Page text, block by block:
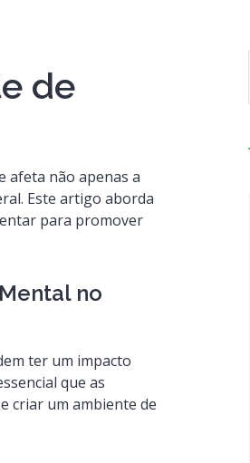
de
afeta não apenas a
Este artigo aborda
para promover
no
ter um impacto
que as
criar um ambiente de